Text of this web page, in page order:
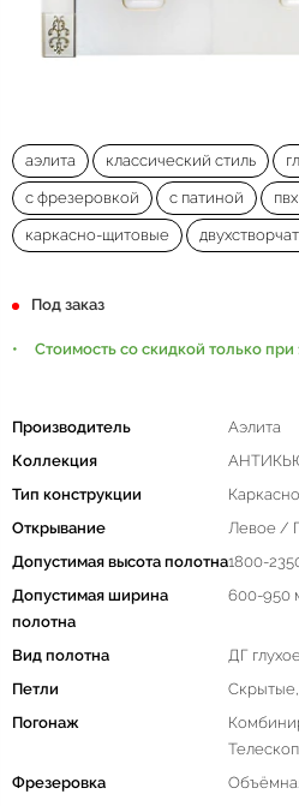
аэлита классический стиль
с фрезеровкой с патиной
каркасно-щитовые
Под заказ
Стоимость со скидкой только при
Производитель
Аэлита
Коллекция
Тип конструкции
Открывание
Левое /
Допустимая высота полотна1800-
Допустимая ширина
полотна
600-950
Вид полотна
ДГ
Петли
Погонаж
Фрезеровка